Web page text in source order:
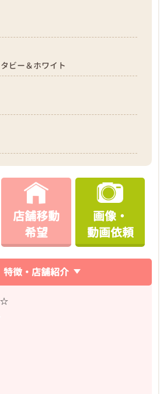
ビー＆ホワイト
店舗移動
希望
画像・
動画依頼
特徴・店舗紹介
☆